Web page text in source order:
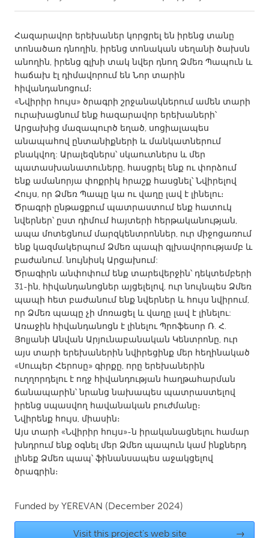
Amherstburg
Kingston
Kitchener-Waterloo
New Glasgow
Newmarket
South Shore
Toronto
MALAYSIA
Kuala Lumpur
NETHERLANDS
Leiden
Rotterdam
Utrecht
QATAR
Qatar
SINGAPORE
Singapore
UNITED KINGDOM
Glasgow
UNITED STATES
Ann Arbor, MI
Austin, TX
Baltimore, MD
Chicago, IL
Cleveland, OH
Durham, NC
Հազարավոր երեխաներ կորցրել են իրենց տանը
տոնածառ դնողին, իրենց տոնական սեղանի ծախսն
անողին, իրենց գլխի տակ նվեր դնող Ձմեռ Պապուն և
հաճախ էլ դիմավորում են Նոր տարին
հիվանդանոցում։
«Նվիրիր հույս» ծրագրի շրջանակներում ամեն տարի
ուրախացնում ենք հազարավոր երեխաների՝
Արցախից մազապուրծ եղած, սոցիալապես
անապահով ընտանիքների և մանկատներում
բնակվող: Արալեզներս՝ սկաուտներս և մեր
պատասխանատուները, հասցրել ենք ու փորձում
ենք ամանորյա փոքրիկ հրաշք հասցնել՝ Նվիրելով
Հույս, որ Ձմեռ Պապը կա ու վաղը լավ է լինելու։
Ծրագրի ընթացքում պատրաստում ենք հատուկ
նվերներ՝ ըստ դիմում հայտերի հերթականության,
ապա մոտեցնում մարզկենտրոններ, ուր միջոցառում
ենք կազմակերպում Ձմեռ պապի գլխավորությամբ և
բաժանում. նույնիսկ Արցախում:
Ծրագիրն անփոփում ենք տարեվերջին՝ դեկտեմբերի
31-ին, հիվանդանոցներ այցելելով, ուր նույնպես Ձմեռ
պապի հետ բաժանում ենք նվերներ և հույս նվիրում,
որ Ձմեռ պապը չի մոռացել և վաղը լավ է լինելու:
Առաջին հիվանդանոցն է լինելու Պրոֆեսոր Ռ․ Հ․
Յոլյանի Անվան Արյունաբանական Կենտրոնը, ուր
այս տարի երեխաներին նվիրեցինք մեր հեղինակած
«Սուպեր Հերոսը» գիրքը, որը երեխաներին
ուղղորդելու է ողջ հիվանդության հաղթահարման
ճանապարին՝ նրանց նախապես պատրաստելով
իրենց սպասվող հավանական բուժմանը։
Նվիրենք հույս, միասին։
Այս տարի «Նվիրիր հույս»-ն իրականացնելու համար
խնդրում ենք օգնել մեր Ձմեռ պապուն կամ ինքներդ
լինեք Ձմեռ պապ՝ ֆինանսապես աջակցելով
ծրագրին։
Funded by YEREVAN (December 2024)
Visit this project's web site →